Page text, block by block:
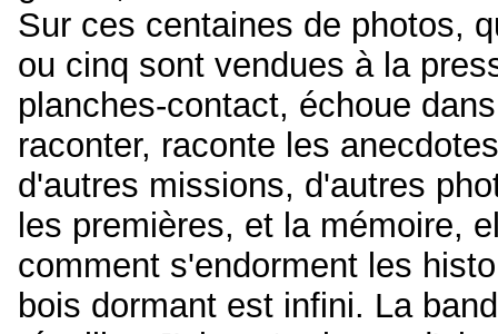
Sur ces centaines de photos,
ou cinq sont vendues à la
planches-contact, échoue
raconter, raconte les
d'autres missions, d'autres
les premières, et la mémoire,
comment s'endorment les
bois dormant est infini. La